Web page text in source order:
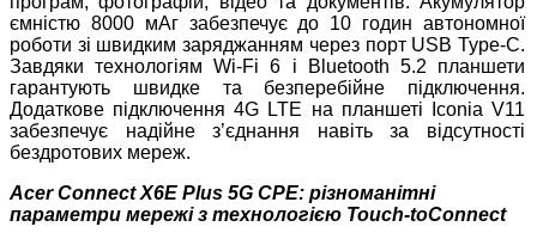
ємністю 8000 мАг забезпечує до 10 годин автономної
роботи зі швидким заряджанням через порт USB Type-C.
Завдяки технологіям Wi-Fi 6 і Bluetooth 5.2 планшети
гарантують швидке та безперебійне підключення.
Додаткове підключення 4G LTE на планшеті Iconia V11
забезпечує надійне з’єднання навіть за відсутності
бездротових мереж.
Acer Connect X6E Plus 5G CPE: різноманітні
параметри мережі з технологією Touch-toConnect